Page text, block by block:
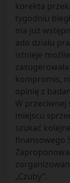
korekta
tygodniu
ma już
ado działu
istnieje
kompromis,
opinię z
W przeciwnej
miejscu
szukać
finansowego
„Czuby”.